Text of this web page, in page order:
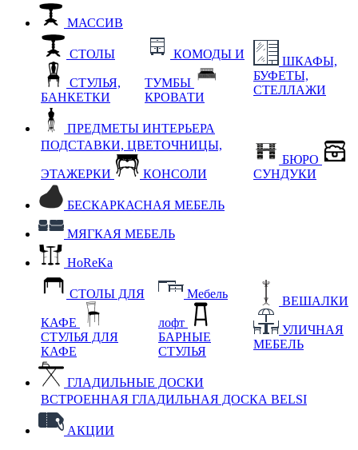
МАССИВ
СТОЛЫ
СТУЛЬЯ,
БАНКЕТКИ
КОМОДЫ И
ТУМБЫ
КРОВАТИ
ШКАФЫ,
БУФЕТЫ,
СТЕЛЛАЖИ
ПРЕДМЕТЫ ИНТЕРЬЕРА
ПОДСТАВКИ, ЦВЕТОЧНИЦЫ,
ЭТАЖЕРКИ КОНСОЛИ
БЮРО
СУНДУКИ
БЕСКАРКАСНАЯ МЕБЕЛЬ
МЯГКАЯ МЕБЕЛЬ
HoReKa
СТОЛЫ ДЛЯ
КАФЕ
СТУЛЬЯ ДЛЯ
КАФЕ
Мебель
лофт
БАРНЫЕ
СТУЛЬЯ
ВЕШАЛКИ
УЛИЧНАЯ
МЕБЕЛЬ
ГЛАДИЛЬНЫЕ ДОСКИ
ВСТРОЕННАЯ ГЛАДИЛЬНАЯ ДОСКА BELSI
АКЦИИ